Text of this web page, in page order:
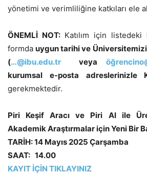
yönetimi ve verimliliğine katkıları ele
ÖNEMLİ NOT:Katılım için listedeki
formdauygun tarihi ve
(…@ibu.edu.tr veya
kurumsal e-posta adreslerinizle
gerekmektedir.
Piri Keşif Aracı ve Piri AI ile
Akademik Araştırmalar için Yeni Bir
TARİH:14 Mayıs 2025 Çarşamba
SAAT: 14.00
KAYIT İÇİN TIKLAYINIZ